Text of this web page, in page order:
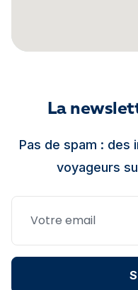
La
Pas de spam : des
voyageurs